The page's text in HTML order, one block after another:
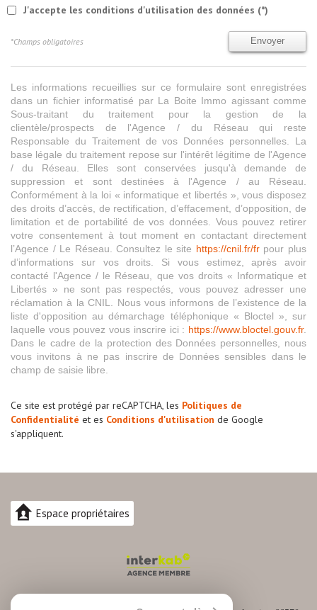
J'accepte les conditions d'utilisation des données (*)
Envoyer
*Champs obligatoires
Les informations recueillies sur ce formulaire sont enregistrées
dans un fichier informatisé par La Boite Immo agissant comme
Sous-traitant du traitement pour la gestion de la
clientèle/prospects de l'Agence / du Réseau qui reste
Responsable du Traitement de vos Données personnelles. La
base légale du traitement repose sur l'intérêt légitime de l'Agence
/ du Réseau. Elles sont conservées jusqu'à demande de
suppression et sont destinées à l'Agence / au Réseau.
Conformément à la loi « informatique et libertés », vous disposez
des droits d’accès, de rectification, d’effacement, d’opposition, de
limitation et de portabilité de vos données. Vous pouvez retirer
votre consentement à tout moment en contactant directement
l’Agence / Le Réseau. Consultez le site https://cnil.fr/frpour plus
d’informations sur vos droits. Si vous estimez, après avoir
contacté l'Agence / le Réseau, que vos droits « Informatique et
Libertés » ne sont pas respectés, vous pouvez adresser une
réclamation à la CNIL. Nous vous informons de l’existence de la
liste d'opposition au démarchage téléphonique « Bloctel », sur
laquelle vous pouvez vous inscrire ici : https://www.bloctel.gouv.fr.
Dans le cadre de la protection des Données personnelles, nous
vous invitons à ne pas inscrire de Données sensibles dans le
champ de saisie libre.
Ce site est protégé par reCAPTCHA, les Politiques de
Confidentialité et es Conditions d'utilisation de Google
s'appliquent.
Espace propriétaires